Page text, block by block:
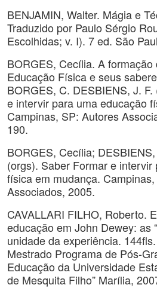
BENJAMIN, Walter. Mágia e
Traduzido por Paulo Sérgio
Escolhidas; v. I). 7 ed. São
BORGES, Cecília. A
Educação Física e seus
BORGES, C. DESBIENS, J.
e intervir para uma educação
Campinas, SP: Autores
190.
BORGES, Cecília;
(orgs). Saber Formar e intervir
física em mudança.
Associados, 2005.
CAVALLARI FILHO, Roberto.
educação em John Dewey: as
unidade da experiência.
Mestrado Programa de Pós-
Educação da Universidade
de Mesquita Filho” Marília,